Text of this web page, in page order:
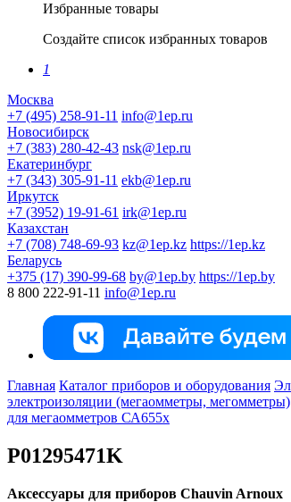
Избранные товары
Создайте список избранных товаров
1
Москва
+7 (495) 258-91-11 info@1ep.ru
Новосибирск
+7 (383) 280-42-43 nsk@1ep.ru
Екатеринбург
+7 (343) 305-91-11 ekb@1ep.ru
Иркутск
+7 (3952) 19-91-61 irk@1ep.ru
Казахстан
+7 (708) 748-69-93 kz@1ep.kz https://1ep.kz
Беларусь
+375 (17) 390-99-68 by@1ep.by https://1ep.by
8 800 222-91-11 info@1ep.ru
Главная Каталог приборов и оборудования
электроизоляции (мегаомметры, мегомметры)
для мегаомметров СА655х
P01295471K
Аксессуары для приборов Chauvin Arnoux